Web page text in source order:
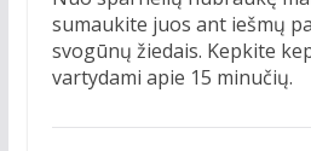
sumaukite juos ant iešmų
svogūnų žiedais. Kepkite
vartydami apie 15 minučių.